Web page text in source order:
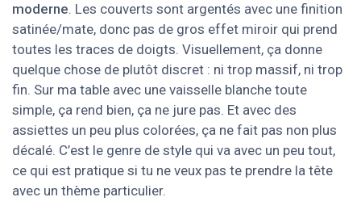
moderne. Les couverts sont argentés avec une finition
satinée/mate, donc pas de gros effet miroir qui prend
toutes les traces de doigts. Visuellement, ça donne
quelque chose de plutôt discret : ni trop massif, ni trop
fin. Sur ma table avec une vaisselle blanche toute
simple, ça rend bien, ça ne jure pas. Et avec des
assiettes un peu plus colorées, ça ne fait pas non plus
décalé. C’est le genre de style qui va avec un peu tout,
ce qui est pratique si tu ne veux pas te prendre la tête
avec un thème particulier.